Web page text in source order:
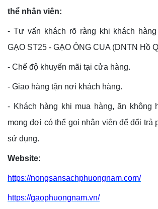
thể nhân viên:
- Tư vấn khách rõ ràng khi khách
GẠO ST25 - GẠO ÔNG CUA (DNTN Hồ
- Chế độ khuyến mãi tại cửa hàng.
- Giao hàng tận nơi khách hàng.
- Khách hàng khi mua hàng, ăn không
mong đợi có thể gọi nhân viên để đổi trả
sử dụng.
Website:
https://nongsansachphuongnam.com/
https://gaophuongnam.vn/